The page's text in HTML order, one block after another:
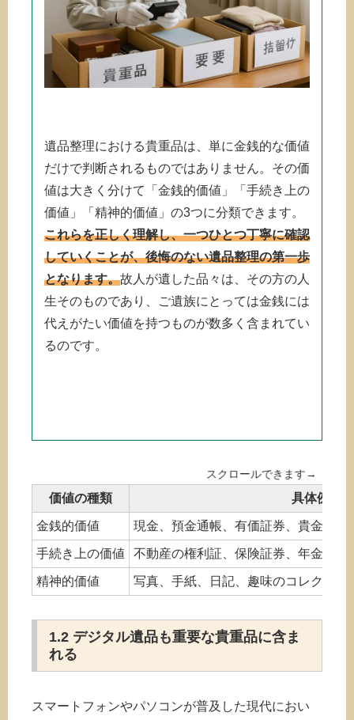
遺品整理における貴重品は、単に金銭的な価値
だけで判断されるものではありません。その価
値は大きく分けて「金銭的価値」「手続き上の
価値」「精神的価値」の3つに分類できます。
これらを正しく理解し、一つひとつ丁寧に確認
していくことが、後悔のない遺品整理の第一歩
となります。故人が遺した品々は、その方の人
生そのものであり、ご遺族にとっては金銭には
代えがたい価値を持つものが数多く含まれてい
るのです。
価値の種類 具体例
金銭的価値 現金、預金通帳、有価証券、貴金属、
手続き上の価値 不動産の権利証、保険証券、年金手帳
精神的価値 写真、手紙、日記、趣味のコレクショ
1.2 デジタル遺品も重要な貴重品に含ま
れる
スマートフォンやパソコンが普及した現代におい